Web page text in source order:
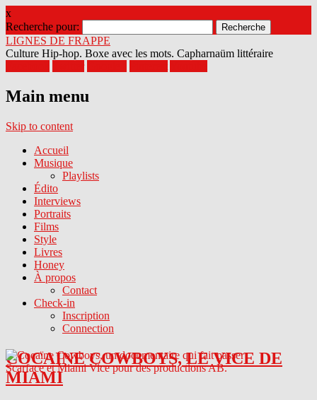
x
Recherche pour:
LIGNES DE FRAPPE
Culture Hip-hop. Boxe avec les mots. Capharnaüm littéraire
Main menu
Skip to content
Accueil
Musique
Playlists
Édito
Interviews
Portraits
Films
Style
Livres
Honey
À propos
Contact
Check-in
Inscription
Connection
COCAINE COWBOYS, LE VICE DE
MIAMI